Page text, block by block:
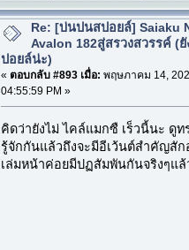
Re: [บ่นปนสปอยล์] Saiaku
Avalon 182สู่สรวงสวรรค์ (ยั
ปอยล์น่ะ)
« ตอบกลับ #893 เมื่อ: พฤษภาคม 14,
04:55:59 PM »
คิดว่ายังไม่ ไคล์แมกซื เร็วนี้นะ ดูท
รู้จักกันแล้วถึงจะมีอีเว้นต์สำคัญสัก
เล่มหน้าค่อยมีปฏสัมพันกันจริงๆแ